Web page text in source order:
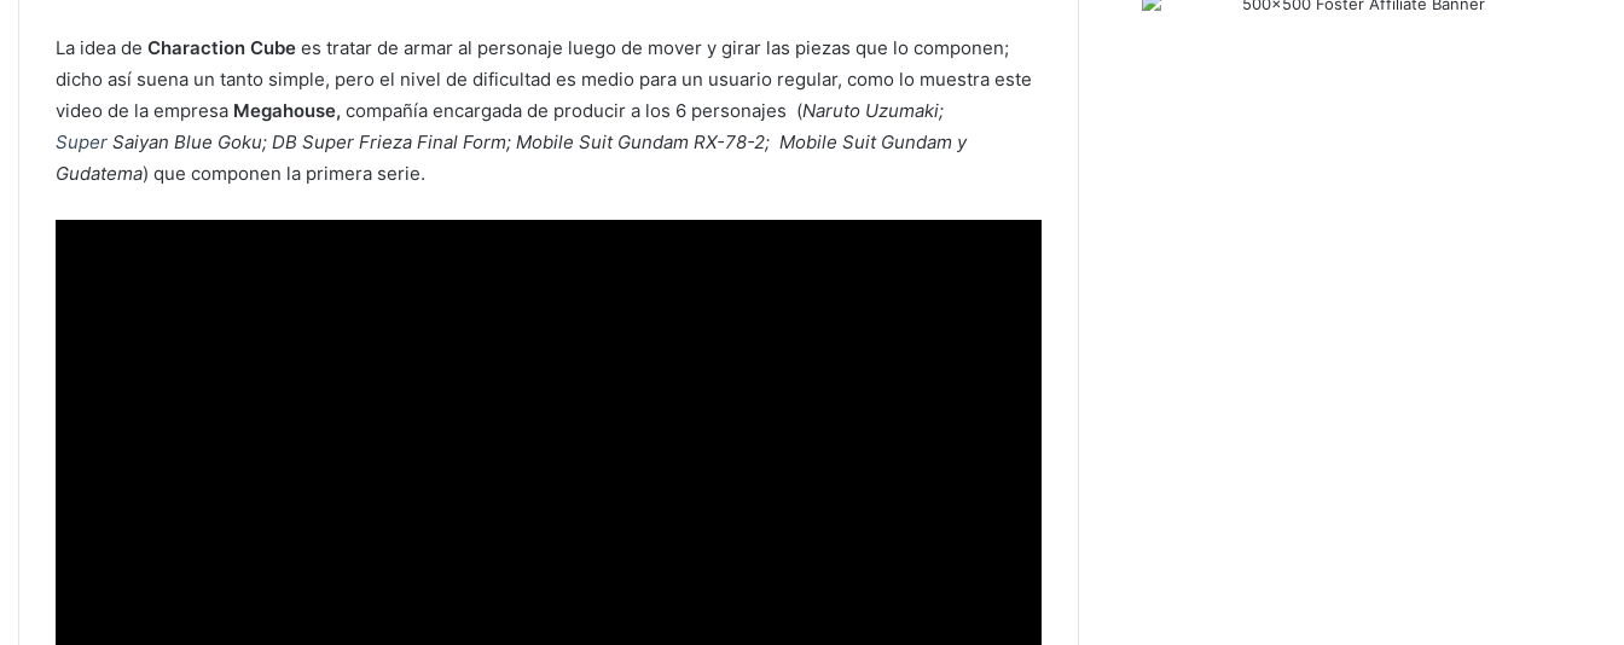
La idea de Charaction Cube es tratar de armar al personaje luego de mover y girar las piezas que lo componen;
dicho así suena un tanto simple, pero el nivel de dificultad es medio para un usuario regular, como lo muestra este
video de la empresa Megahouse, compañía encargada de producir a los 6 personajes (Naruto Uzumaki;
Super Saiyan Blue Goku; DB Super Frieza Final Form; Mobile Suit Gundam RX-78-2; Mobile Suit Gundam y
Gudatema) que componen la primera serie.